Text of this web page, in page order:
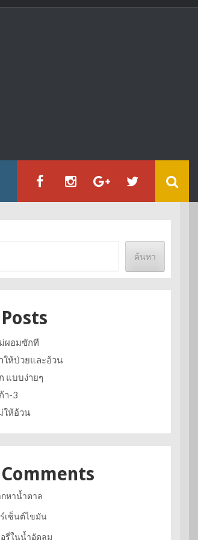
ค้นหา
ผอมซักที
ให้ป่วยและอ้วน
แบบง่ายๆ
า-3
ให้อ้วน
หาน้ำตาล
เซ็นต์ไขมัน
รี่ในน้ำอัดลม